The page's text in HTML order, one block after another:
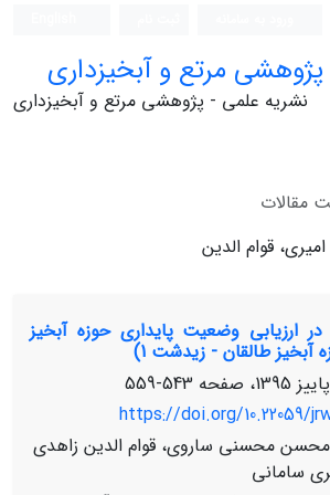
مرتع و آبخیزداری
نشریه علمی - پژوهشی مرتع و آبخیزداری
مقالات
قوام الدین
کاربرد روش IUCN در ارزیابی وضعیت پایداری حوزه آبخیز
آبخیز طالقان - زیدشت 1)
543-559
https://doi.org/10.22059/
محسن محسنی ساروی، قوام الدین زاهدی
سامانی